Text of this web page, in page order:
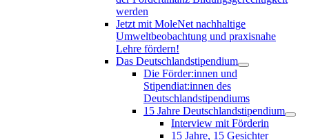
werden
Jetzt mit MoleNet nachhaltige
Umweltbeobachtung und praxisnahe
Lehre fördern!
Das Deutschlandstipendium
Die Förder:innen und
Stipendiat:innen des
Deutschlandstipendiums
15 Jahre Deutschlandstipendium
Interview mit Förderin
15 Jahre, 15 Gesichter